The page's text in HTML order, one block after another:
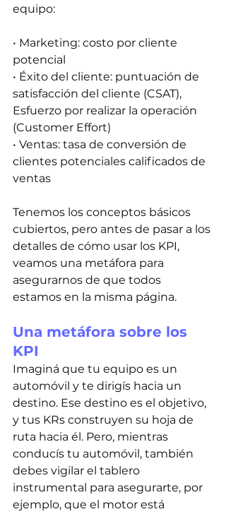
equipo:
• Marketing: costo por cliente
potencial
• Éxito del cliente: puntuación de
satisfacción del cliente (CSAT),
Esfuerzo por realizar la operación
(Customer Effort)
• Ventas: tasa de conversión de
clientes potenciales calificados de
ventas
Tenemos los conceptos básicos
cubiertos, pero antes de pasar a los
detalles de cómo usar los KPI,
veamos una metáfora para
asegurarnos de que todos
estamos en la misma página.
Una metáfora sobre los
KPI
Imaginá que tu equipo es un
automóvil y te dirigís hacia un
destino. Ese destino es el objetivo,
y tus KRs construyen su hoja de
ruta hacia él. Pero, mientras
conducís tu automóvil, también
debes vigilar el tablero
instrumental para asegurarte, por
ejemplo, que el motor está